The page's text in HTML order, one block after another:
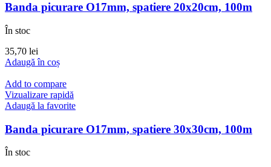
Banda picurare O17mm, spatiere 20x20cm, 100m
În stoc
35,70 lei
Adaugă în coș
Add to compare
Vizualizare rapidă
Adaugă la favorite
Banda picurare O17mm, spatiere 30x30cm, 100m
În stoc